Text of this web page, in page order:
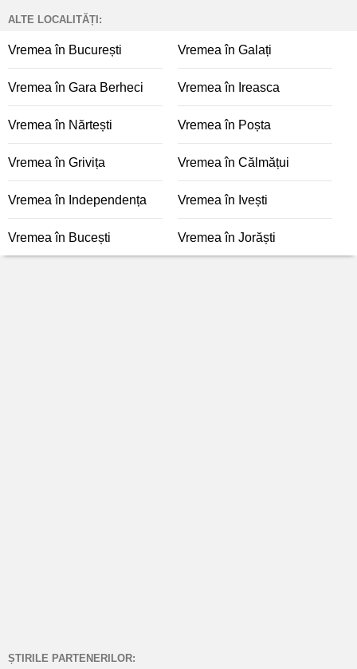
ALTE LOCALITĂȚI:
Vremea în București Vremea în Galați
Vremea în Gara Berheci Vremea în Ireasca
Vremea în Nărtești Vremea în Poșta
Vremea în Grivița Vremea în Călmățui
Vremea în Independența Vremea în Ivești
Vremea în Bucești Vremea în Jorăști
ȘTIRILE PARTENERILOR: